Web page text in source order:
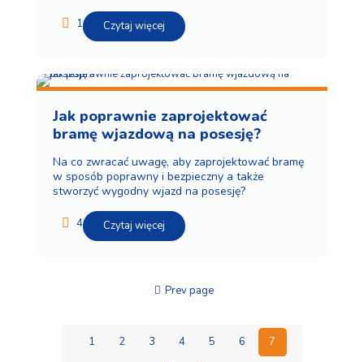
1 Czytaj więcej
Jak poprawnie zaprojektować
bramę wjazdową na posesję?
Na co zwracać uwagę, aby zaprojektować bramę
w sposób poprawny i bezpieczny a także
stworzyć wygodny wjazd na posesję?
4 Czytaj więcej
Prev page
1 2 3 4 5 6
7